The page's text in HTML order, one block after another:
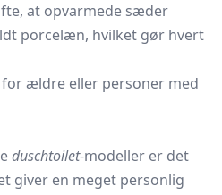
at opvarmede sæder
porcelæn, hvilket gør hvert
ældre eller personer med
duschtoilet-modeller er det
giver en meget personlig